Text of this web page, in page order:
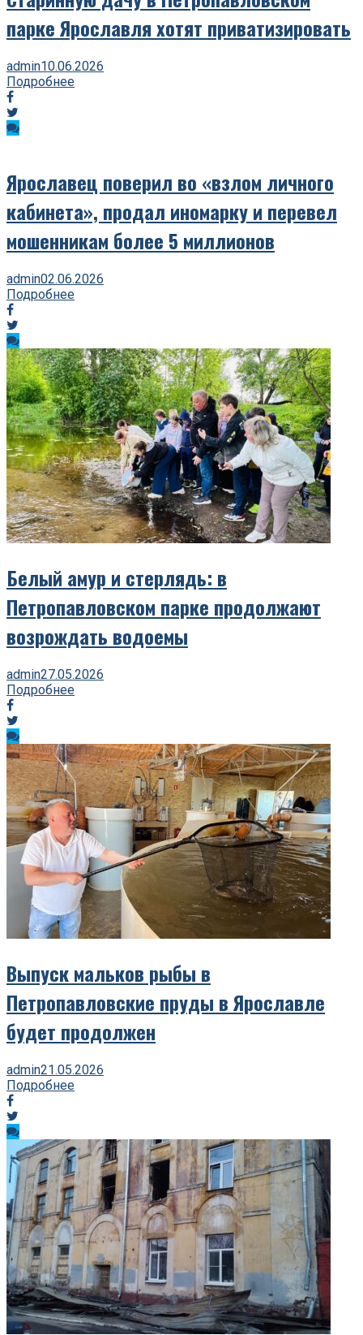
парке Ярославля хотят приватизировать
admin10.06.2026
Подробнее
Ярославец поверил во «взлом личного
кабинета», продал иномарку и перевел
мошенникам более 5 миллионов
admin02.06.2026
Подробнее
Белый амур и стерлядь: в
Петропавловском парке продолжают
возрождать водоемы
admin27.05.2026
Подробнее
Выпуск мальков рыбы в
Петропавловские пруды в Ярославле
будет продолжен
admin21.05.2026
Подробнее